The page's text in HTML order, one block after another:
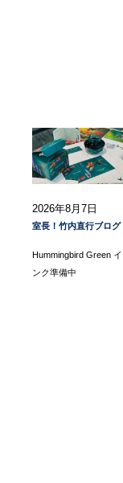
2026年8月7日
室長！竹内直行ブログ
Hummingbird Green イ
ンク準備中